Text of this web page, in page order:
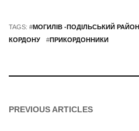
TAGS: #МОГИЛІВ -ПОДІЛЬСЬКИЙ РАЙОН
КОРДОНУ
#ПРИКОРДОННИКИ
PREVIOUS ARTICLES